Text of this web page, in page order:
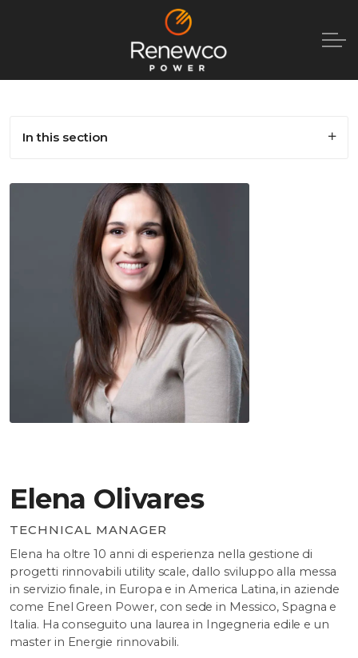
In this section
Elena Olivares
TECHNICAL MANAGER
Elena ha oltre 10 anni di esperienza nella gestione di
progetti rinnovabili utility scale, dallo sviluppo alla messa
in servizio finale, in Europa e in America Latina, in aziende
come Enel Green Power, con sede in Messico, Spagna e
Italia. Ha conseguito una laurea in Ingegneria edile e un
master in Energie rinnovabili.